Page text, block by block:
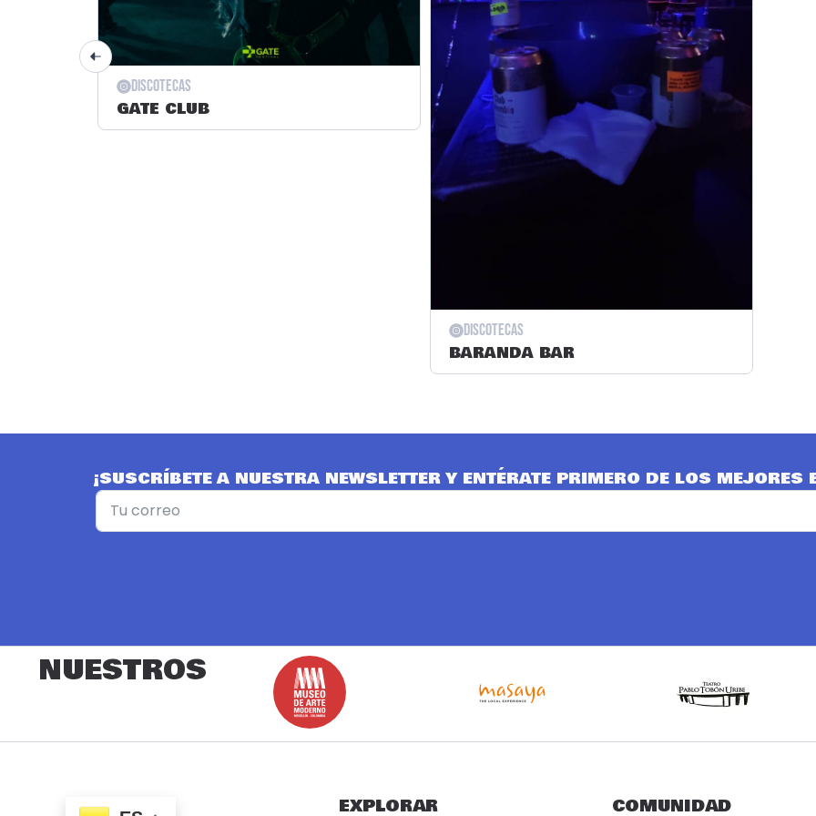
Discotecas
GATE CLUB
Discotecas
BARANDA BAR
¡SUSCRÍBETE A NUESTRA NEWSLETTER Y ENTÉRATE PRIMERO DE LOS MEJORES
NUESTROS
EXPLORAR COMUNIDAD